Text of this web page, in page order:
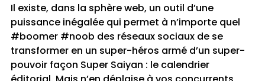
Il existe, dans la sphère web, un outil d’une
puissance inégalée qui permet à n’importe quel
#boomer #noob des réseaux sociaux de se
transformer en un super-héros armé d’un super-
pouvoir façon Super Saiyan : le calendrier